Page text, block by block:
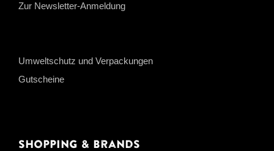
Zur Newsletter-Anmeldung
Umweltschutz und Verpackungen
Gutscheine
Shopping & Brands